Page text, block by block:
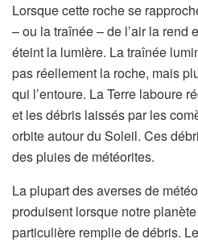
Lorsque cette roche se
– ou la traînée – de l’air la rend
éteint la lumière. La traînée
pas réellement la roche, mais
qui l’entoure. La Terre laboure
et les débris laissés par les
orbite autour du Soleil. Ces
des pluies de météorites.
La plupart des averses de
produisent lorsque notre
particulière remplie de débris.